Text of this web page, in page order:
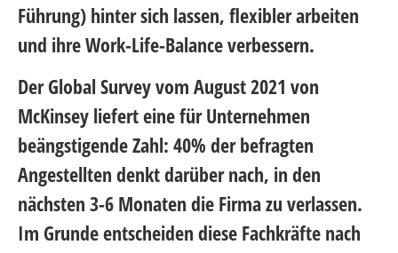
Führung) hinter sich lassen, flexibler arbeiten
und ihre Work-Life-Balance verbessern.
Der Global Survey vom August 2021 von
McKinsey liefert eine für Unternehmen
beängstigende Zahl: 40% der befragten
Angestellten denkt darüber nach, in den
nächsten 3-6 Monaten die Firma zu verlassen.
Im Grunde entscheiden diese Fachkräfte nach